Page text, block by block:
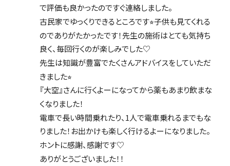
で評価も良かったのですぐ連絡しました。
古民家でゆっくりできるところです⭐︎子供も見てくれる
のでありがたかったです！先生の施術はとても気持ち
良く、毎回行くのが楽しみでした♡
先生は知識が豊富でたくさんアドバイスをしていただ
きました⭐︎
『大空』さんに行くよーになってから薬もあまり飲まな
くなりました！
電車で長い時間乗れたり、1人で電車乗れるまでもな
りました！お出かけも楽しく行けるよーになりました。
ホントに感謝、感謝です♡
ありがとうございました！！